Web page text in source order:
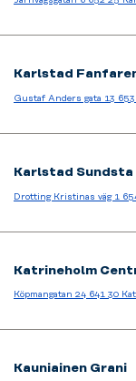
Karlstad
Gustaf Anders gata 13
Karlstad Sundsta
Drotting Kristinas väg 1
Katrineholm
Köpmangatan 24 641 30
Kauniainen Grani